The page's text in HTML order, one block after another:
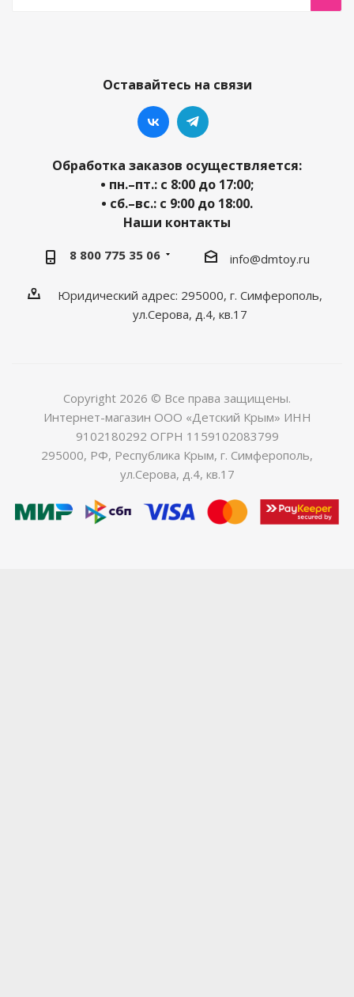
Оставайтесь на связи
Обработка заказов осуществляется:
• пн.–пт.: с 8:00 до 17:00;
• сб.–вс.: с 9:00 до 18:00.
Наши контакты
8 800 775 35 06 info@dmtoy.ru
Юридический адрес: 295000, г. Симферополь,
ул.Серова, д.4, кв.17
Copyright 2026 © Все права защищены.
Интернет-магазин ООО «Детский Крым» ИНН
9102180292 ОГРН 1159102083799
295000, РФ, Республика Крым, г. Симферополь,
ул.Серова, д.4, кв.17